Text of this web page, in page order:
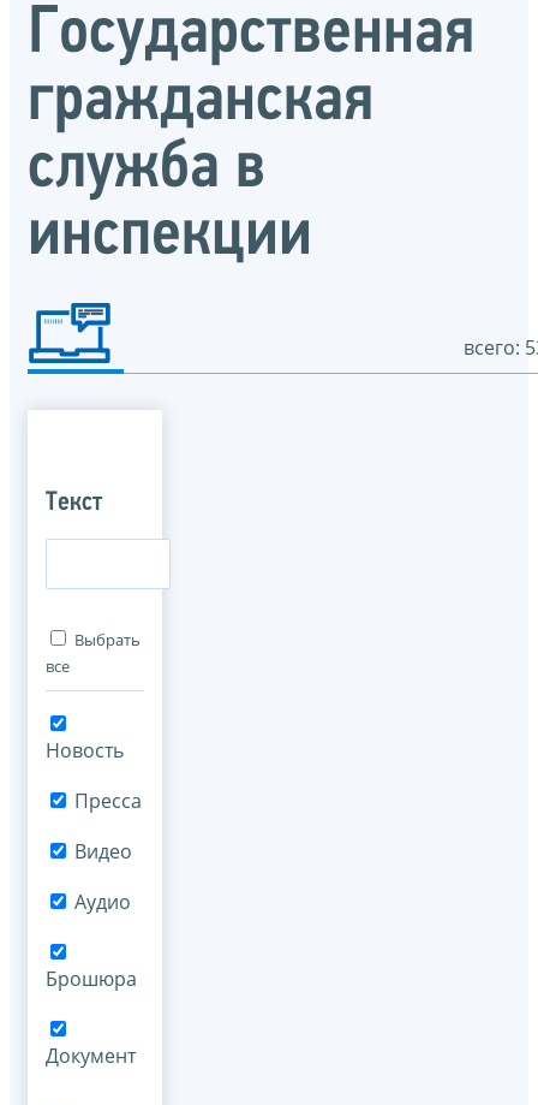
Государственная
гражданская
служба в
инспекции
всего:
Текст
Выбрать
все
Новость
Пресса
Видео
Аудио
Брошюра
Документ